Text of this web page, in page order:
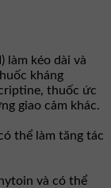
làm kéo dài và
kháng
thuốc ức
giao cảm khác.
thể làm tăng tác
và có thể